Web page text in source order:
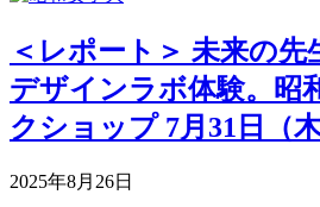
＜レポート＞ 未来の先
デザインラボ体験。昭
クショップ 7月31日（木
2025年8月26日